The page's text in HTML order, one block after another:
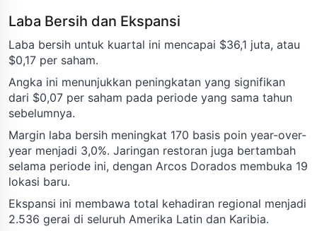
Laba Bersih dan Ekspansi
Laba bersih untuk kuartal ini mencapai $36,1 juta, atau
$0,17 per saham.
Angka ini menunjukkan peningkatan yang signifikan
dari $0,07 per saham pada periode yang sama tahun
sebelumnya.
Margin laba bersih meningkat 170 basis poin year-over-
year menjadi 3,0%. Jaringan restoran juga bertambah
selama periode ini, dengan Arcos Dorados membuka 19
lokasi baru.
Ekspansi ini membawa total kehadiran regional menjadi
2.536 gerai di seluruh Amerika Latin dan Karibia.